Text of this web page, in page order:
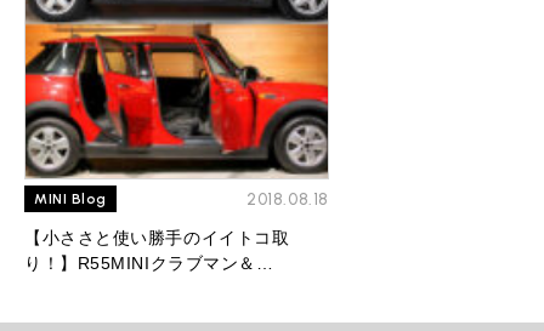
MINI Blog 2018.08.18
【小ささと使い勝手のイイトコ取
り！】R55MINIクラブマン＆